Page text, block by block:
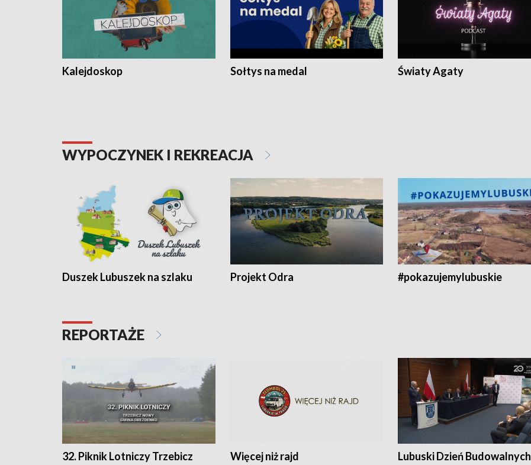
Kalejdoskop Sołtys na medal Światy Agaty
WYPOCZYNEK I REKREACJA
Duszek Lubuszek na szlaku Projekt Odra #pokazujemylubuskie
REPORTAŻE
32. Piknik Lotniczy Trzebicz
Więcej niż rajd Lubuski Dzień Budowalnych